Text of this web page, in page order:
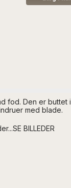
fod. Den er buttet i
med blade.
BILLEDER